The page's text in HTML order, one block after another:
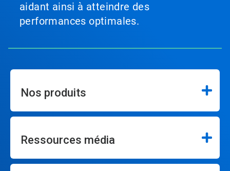
aidant ainsi à atteindre des
performances optimales.
Nos produits
Ressources média